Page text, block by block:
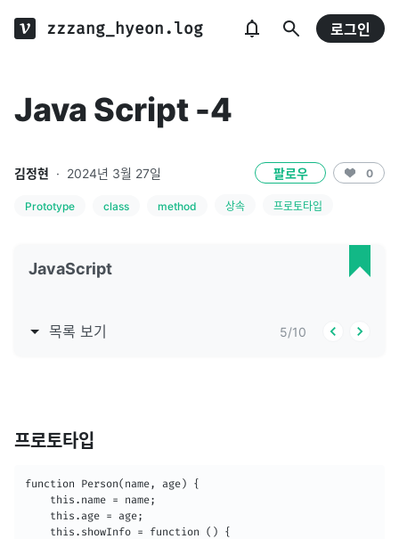
zzzang_hyeon.log 로그인
Java Script -4
김정현 · 2024년 3월 27일 팔로우 0
Prototype class method 상속 프로토타입
JavaScript
목록 보기 5/10
프로토타입
function Person(name, age) {
    this.name = name;
    this.age = age;
    this.showInfo = function () {